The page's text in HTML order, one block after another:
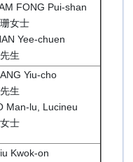
FONG Pui-shan
女士
Yee-chuen
生
Yiu-cho
生
Man-lu, Lucineu
士
Kwok-on